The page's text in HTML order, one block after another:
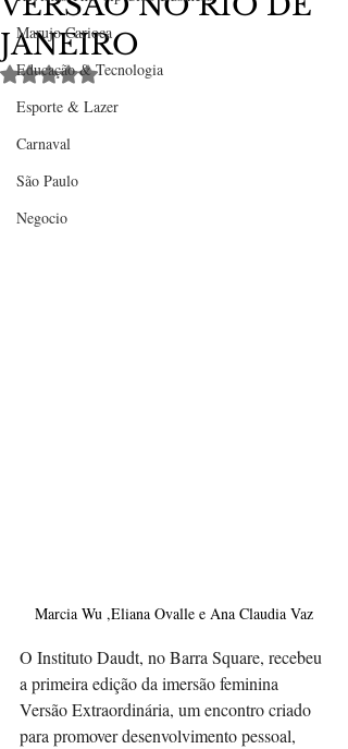
Marujo Carioca
Educação & Tecnologia
Esporte & Lazer
Carnaval
São Paulo
Negocio
JANEIRO
Avaliado com NaN de 5 estrelas.
Marcia Wu ,Eliana Ovalle e Ana Claudia Vaz
O Instituto Daudt, no Barra Square, recebeu
a primeira edição da imersão feminina
Versão Extraordinária, um encontro criado
para promover desenvolvimento pessoal,